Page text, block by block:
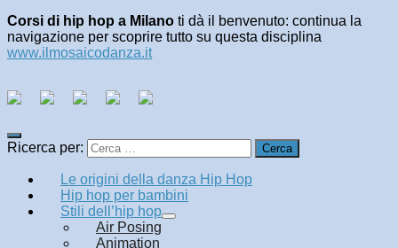
Corsi di hip hop a Milano ti dà il benvenuto: continua la
navigazione per scoprire tutto su questa disciplina
www.ilmosaicodanza.it
Ricerca per:
Le origini della danza Hip Hop
Hip hop per bambini
Stili dell’hip hop
Air Posing
Animation